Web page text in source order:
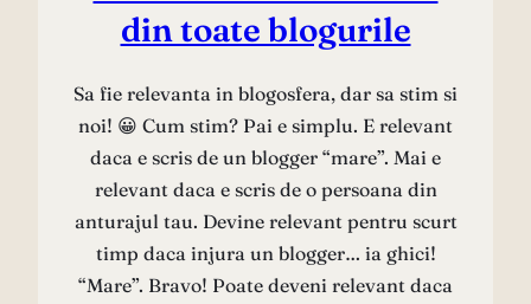
din toate blogurile
Sa fie relevanta in blogosfera, dar sa stim si
noi! 😀 Cum stim? Pai e simplu. E relevant
daca e scris de un blogger “mare”. Mai e
relevant daca e scris de o persoana din
anturajul tau. Devine relevant pentru scurt
timp daca injura un blogger… ia ghici!
“Mare”. Bravo! Poate deveni relevant daca